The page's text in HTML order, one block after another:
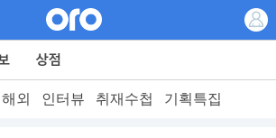
해외 인터뷰 취재수첩 기획특집